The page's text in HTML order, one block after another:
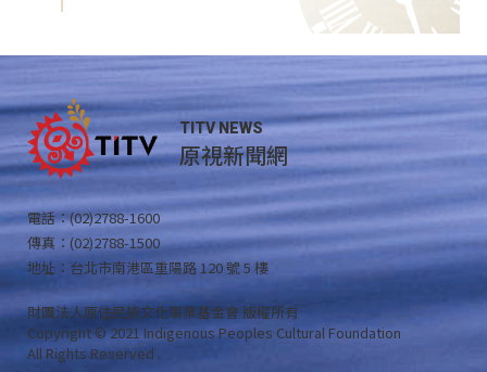
TITV NEWS
原視新聞網
電話：(02)2788-1600
傳真：(02)2788-1500
地址：台北市南港區重陽路 120 號 5 樓
財團法人原住民族文化事業基金會 版權所有
Copyright © 2021 Indigenous Peoples Cultural Foundation
All Rights Reserved .